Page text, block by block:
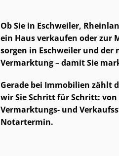
Ob Sie in Eschweiler,
ein Haus verkaufen oder zur
sorgen in Eschweiler und
Vermarktung – damit Sie
Gerade bei Immobilien zählt
wir Sie Schritt für Schritt:
Vermarktungs- und
Notartermin.